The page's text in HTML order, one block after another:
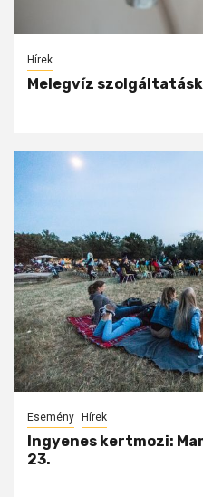
Hírek
Melegvíz
Esemény Hírek
Ingyenes kertmozi:
23.